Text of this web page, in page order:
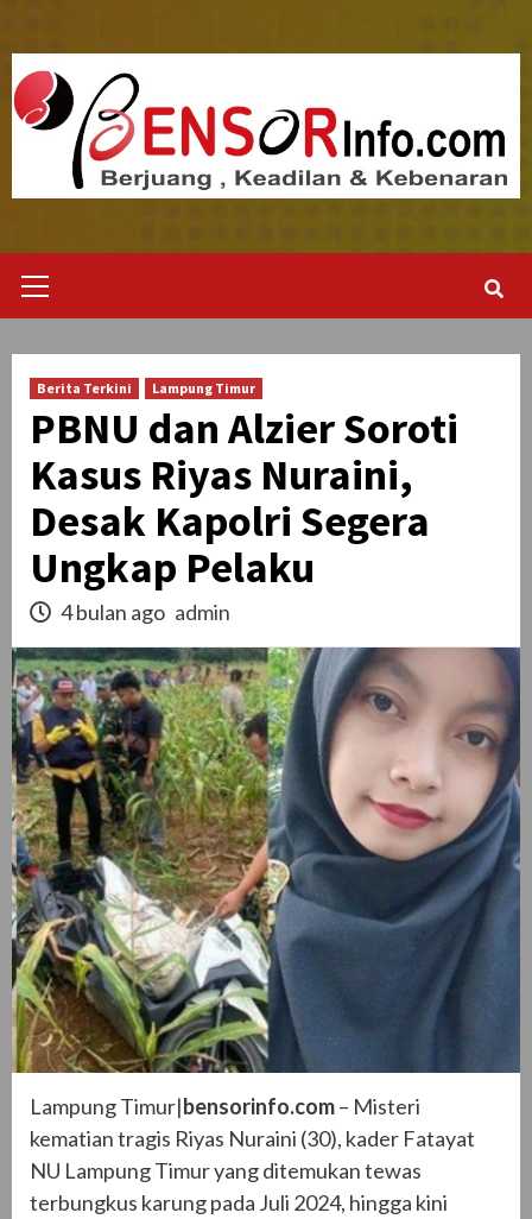
content
Menu
Berita Terkini Lampung Timur
PBNU dan Alzier Soroti
Kasus Riyas Nuraini,
Desak Kapolri Segera
Ungkap Pelaku
4 bulan ago admin
Lampung Timur|bensorinfo.com– Misteri
kematian tragis Riyas Nuraini (30), kader Fatayat
NU Lampung Timur yang ditemukan tewas
terbungkus karung pada Juli 2024, hingga kini